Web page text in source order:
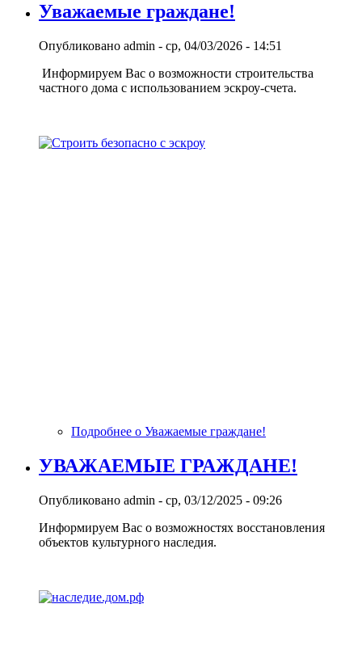
Уважаемые граждане!
Опубликовано admin - ср, 04/03/2026 - 14:51
Информируем Вас о возможности строительства
частного дома с использованием эcкроу-счета.
Подробнее о Уважаемые граждане!
УВАЖАЕМЫЕ ГРАЖДАНЕ!
Опубликовано admin - ср, 03/12/2025 - 09:26
Информируем Вас о возможностях восстановления
объектов культурного наследия.